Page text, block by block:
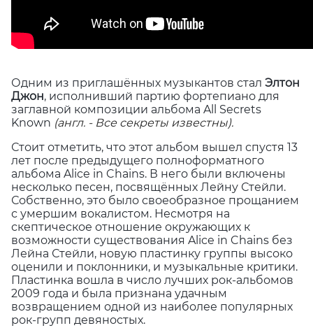
Одним из приглашённых музыкантов стал Элтон
Джон, исполнивший партию фортепиано для
заглавной композиции альбома All Secrets
Known (англ. - Все секреты известны).
Стоит отметить, что этот альбом вышел спустя 13
лет после предыдущего полноформатного
альбома Alice in Chains. В него были включены
несколько песен, посвящённых Лейну Стейли.
Собственно, это было своеобразное прощанием
с умершим вокалистом. Несмотря на
скептическое отношение окружающих к
возможности существования Alice in Chains без
Лейна Стейли, новую пластинку группы высоко
оценили и поклонники, и музыкальные критики.
Пластинка вошла в число лучших рок-альбомов
2009 года и была признана удачным
возвращением одной из наиболее популярных
рок-групп девяностых.